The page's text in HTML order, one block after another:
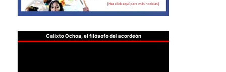
Calixto Ochoa, el filósofo del acordeón